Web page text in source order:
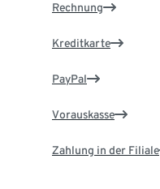
Rechnung
Kreditkarte
PayPal
Vorauskasse
Zahlung in der Filiale